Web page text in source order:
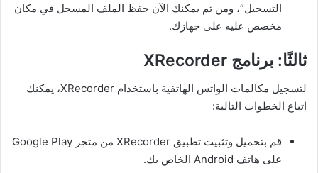
التسجيل”، ومن ثم يمكنك الآن حفظ الملف المسجل في مكان
مخصص عليه على جهازك.
ثالثًا: برنامج XRecorder
لتسجيل مكالمات الواتس الهاتفية باستخدام XRecorder، يمكنك
اتباع الخطوات التالية:
قم بتحميل وتثبيت تطبيق XRecorder من متجر Google Play
على هاتف Android الخاص بك.